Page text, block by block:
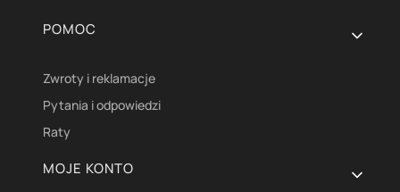
Linki w stopce
POMOC
Zwroty i reklamacje
Pytania i odpowiedzi
Raty
MOJE KONTO